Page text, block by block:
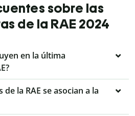
sobre las
de la RAE 2024
en la última
la RAE se asocian a la